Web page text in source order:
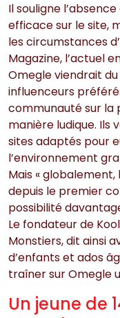
Il souligne
efficace sur le site,
les circumstances
Magazine, l’actuel
Omegle viendrait
influenceurs
communauté sur la
manière ludique. Ils
sites adaptés pour
l’environnement
Mais «
depuis le premier
possibilité
Le fondateur de
Monstiers, dit ainsi
d’enfants et ados
traîner sur Omegle
Un jeune de